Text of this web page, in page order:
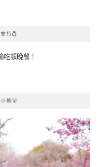
持💍
吃頓晚餐！
榆🐻